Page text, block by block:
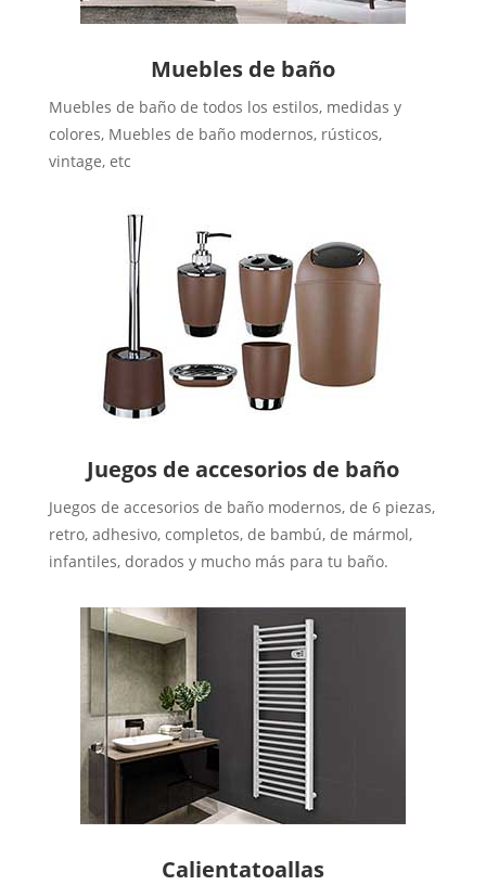
Muebles de baño
Muebles de baño de todos los estilos, medidas y
colores, Muebles de baño modernos, rústicos,
vintage, etc
Juegos de accesorios de baño
Juegos de accesorios de baño modernos, de 6 piezas,
retro, adhesivo, completos, de bambú, de mármol,
infantiles, dorados y mucho más para tu baño.
Calientatoallas